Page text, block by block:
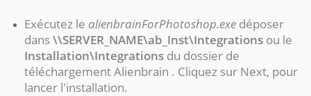
Exécutez le alienbrainForPhotoshop.exe déposer
dans\\SERVER_NAME\ab_Inst\Integrations ou le
Installation\Integrations du dossier de
téléchargement Alienbrain . Cliquez sur Next, pour
lancer l'installation.